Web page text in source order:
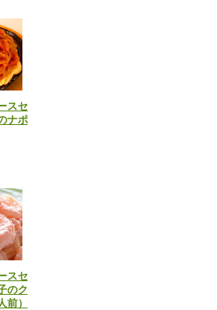
スセ
ナポ
スセ
のク
前）